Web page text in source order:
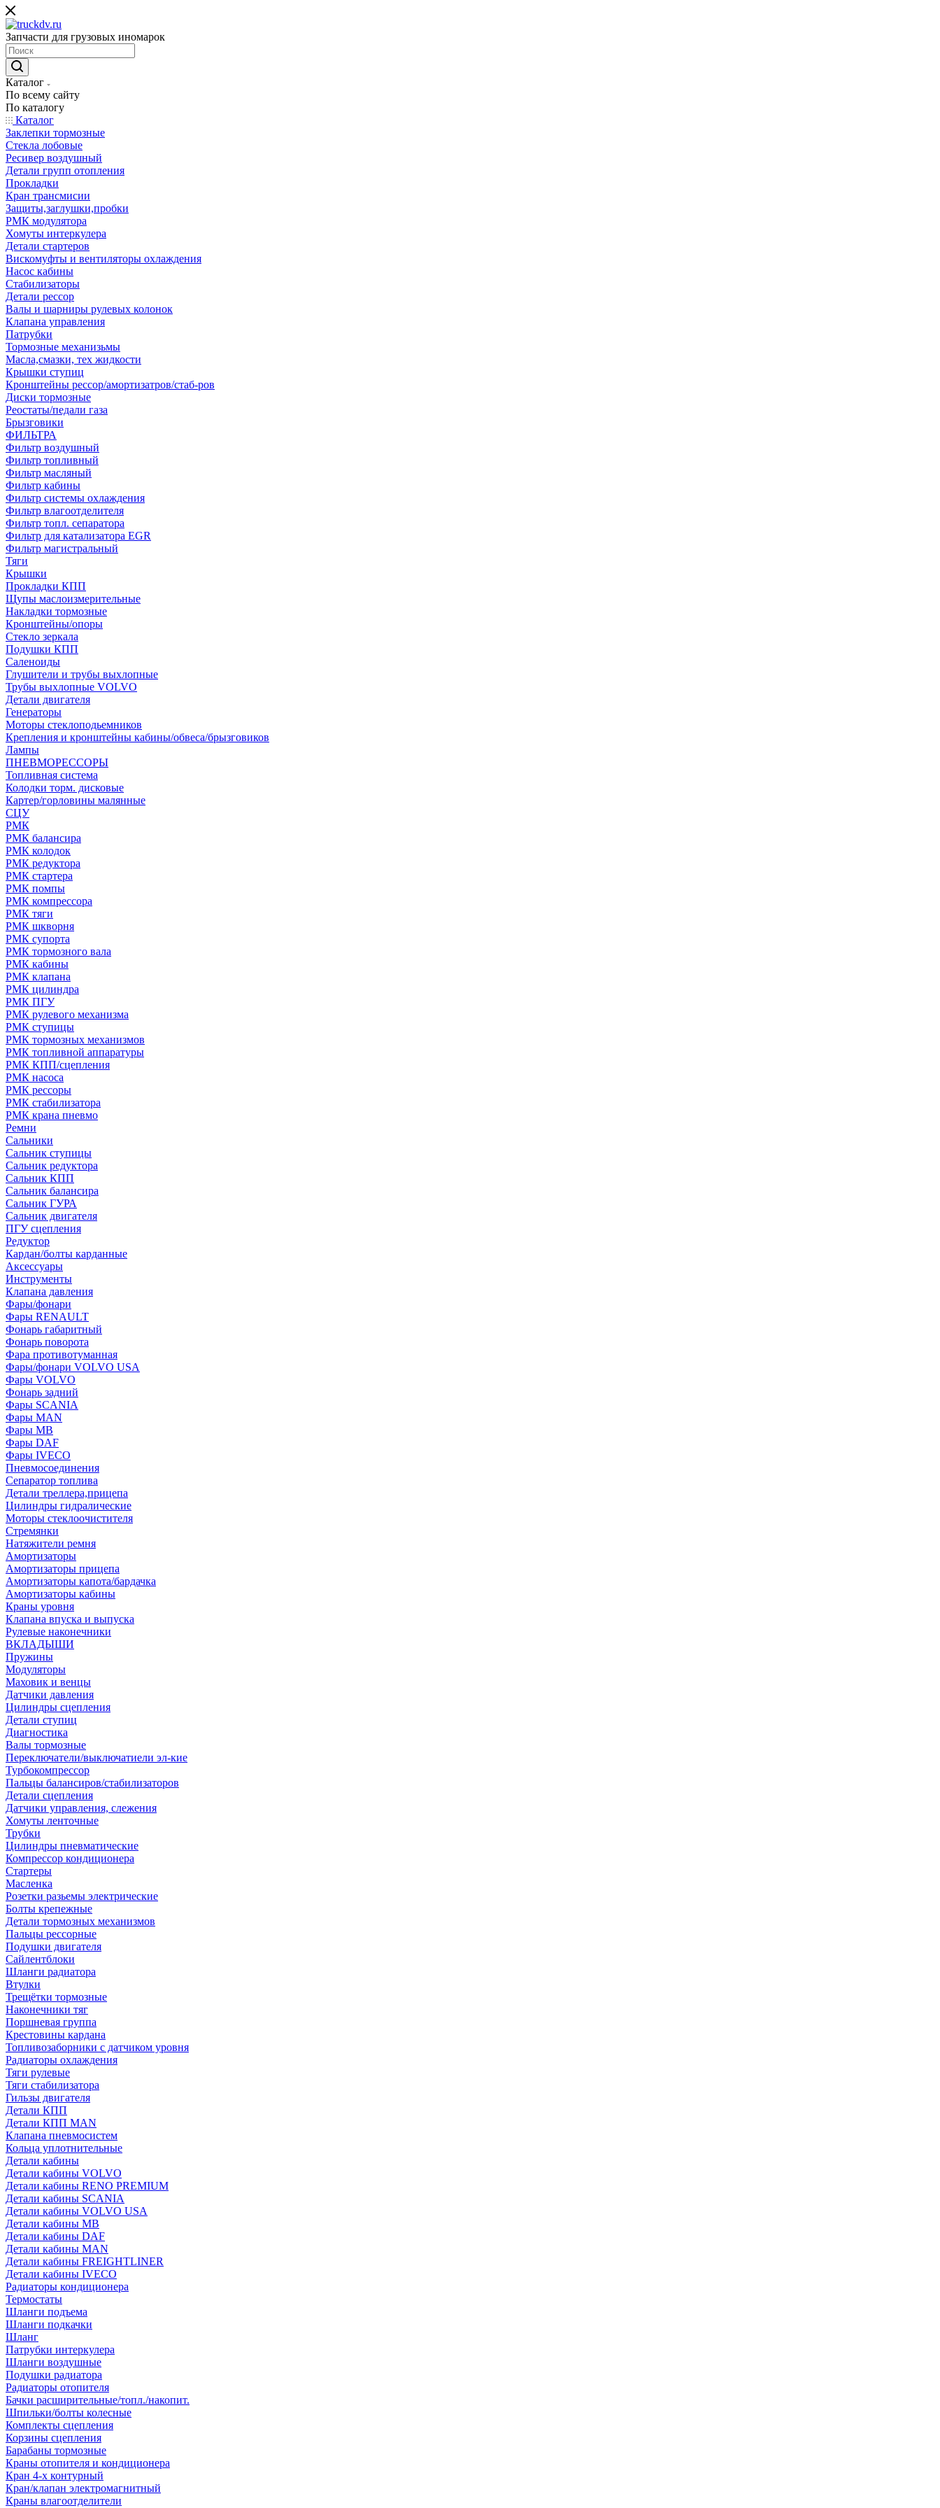
Запчасти для грузовых иномарок
Каталог
По всему сайту
По каталогу
Каталог
Заклепки тормозные
Стекла лобовые
Ресивер воздушный
Детали групп отопления
Прокладки
Кран трансмисии
Защиты,заглушки,пробки
РМК модулятора
Хомуты интеркулера
Детали стартеров
Вискомуфты и вентиляторы охлаждения
Насос кабины
Стабилизаторы
Детали рессор
Валы и шарниры рулевых колонок
Клапана управления
Патрубки
Тормозные механизьмы
Масла,смазки, тех жидкости
Крышки ступиц
Кронштейны рессор/амортизатров/стаб-ров
Диски тормозные
Реостаты/педали газа
Брызговики
ФИЛЬТРА
Фильтр воздушный
Фильтр топливный
Фильтр масляный
Фильтр кабины
Фильтр системы охлаждения
Фильтр влагоотделителя
Фильтр топл. сепаратора
Фильтр для катализатора EGR
Фильтр магистральный
Тяги
Крышки
Прокладки КПП
Щупы маслоизмерительные
Накладки тормозные
Кронштейны/опоры
Стекло зеркала
Подушки КПП
Саленоиды
Глушители и трубы выхлопные
Трубы выхлопные VOLVO
Детали двигателя
Генераторы
Моторы стеклоподьемников
Крепления и кронштейны кабины/обвеса/брызговиков
Лампы
ПНЕВМОРЕССОРЫ
Топливная система
Колодки торм. дисковые
Картер/горловины малянные
СЦУ
РМК
РМК балансира
РМК колодок
РМК редуктора
РМК стартера
РМК помпы
РМК компрессора
РМК тяги
РМК шкворня
РМК супорта
РМК тормозного вала
РМК кабины
РМК клапана
РМК цилиндра
РМК ПГУ
РМК рулевого механизма
РМК ступицы
РМК тормозных механизмов
РМК топливной аппаратуры
РМК КПП/сцепления
РМК насоса
РМК рессоры
РМК стабилизатора
РМК крана пневмо
Ремни
Сальники
Сальник ступицы
Сальник редуктора
Сальник КПП
Сальник балансира
Сальник ГУРА
Сальник двигателя
ПГУ сцепления
Редуктор
Кардан/болты карданные
Аксессуары
Инструменты
Клапана давления
Фары/фонари
Фары RENAULT
Фонарь габаритный
Фонарь поворота
Фара противотуманная
Фары/фонари VOLVO USA
Фары VOLVO
Фонарь задний
Фары SCANIA
Фары MAN
Фары MB
Фары DAF
Фары IVECO
Пневмосоединения
Сепаратор топлива
Детали треллера,прицепа
Цилиндры гидралические
Моторы стеклоочистителя
Стремянки
Натяжители ремня
Амортизаторы
Амортизаторы прицепа
Амортизаторы капота/бардачка
Амортизаторы кабины
Краны уровня
Клапана впуска и выпуска
Рулевые наконечники
ВКЛАДЫШИ
Пружины
Модуляторы
Маховик и венцы
Датчики давления
Цилиндры сцепления
Детали ступиц
Диагностика
Валы тормозные
Переключатели/выключатиели эл-кие
Турбокомпрессор
Пальцы балансиров/стабилизаторов
Детали сцепления
Датчики управления, слежения
Хомуты ленточные
Трубки
Цилиндры пневматические
Компрессор кондиционера
Стартеры
Масленка
Розетки разьемы электрические
Болты крепежные
Детали тормозных механизмов
Пальцы рессорные
Подушки двигателя
Сайлентблоки
Шланги радиатора
Втулки
Трещётки тормозные
Наконечники тяг
Поршневая группа
Крестовины кардана
Топливозаборники с датчиком уровня
Радиаторы охлаждения
Тяги рулевые
Тяги стабилизатора
Гильзы двигателя
Детали КПП
Детали КПП MAN
Клапана пневмосистем
Кольца уплотнительные
Детали кабины
Детали кабины VOLVO
Детали кабины RENO PREMIUM
Детали кабины SCANIA
Детали кабины VOLVO USA
Детали кабины MB
Детали кабины DAF
Детали кабины MAN
Детали кабины FREIGHTLINER
Детали кабины IVECO
Радиаторы кондиционера
Термостаты
Шланги подъема
Шланги подкачки
Шланг
Патрубки интеркулера
Шланги воздушные
Подушки радиатора
Радиаторы отопителя
Бачки расширительные/топл./накопит.
Шпильки/болты колесные
Комплекты сцепления
Корзины сцепления
Барабаны тормозные
Краны отопителя и кондиционера
Кран 4-х контурный
Кран/клапан электромагнитный
Краны влагоотделители